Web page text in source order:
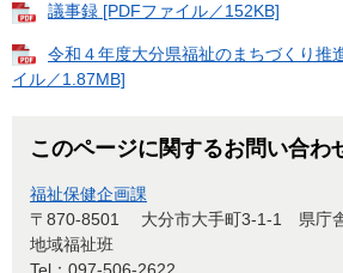
議事録 [PDFファイル／152KB]
令和４年度大分県福祉のまちづくり推
イル／1.87MB]
このページに関するお問い合わ
福祉保健企画課
〒870-8501
大分市大手町3-1-1 県庁
地域福祉班